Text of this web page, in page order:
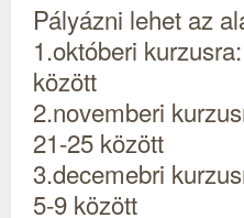
Pályázni lehet az
1.októberi
között
2.novemberi
21-25 között
3.decemebri
5-9 között